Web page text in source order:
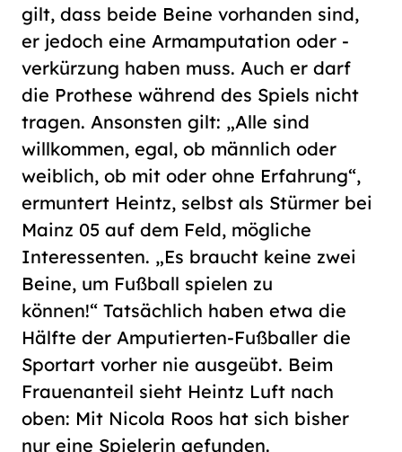
gilt, dass beide Beine vorhanden sind,
er jedoch eine Armamputation oder -
verkürzung haben muss. Auch er darf
die Prothese während des Spiels nicht
tragen. Ansonsten gilt: „Alle sind
willkommen, egal, ob männlich oder
weiblich, ob mit oder ohne Erfahrung“,
ermuntert Heintz, selbst als Stürmer bei
Mainz 05 auf dem Feld, mögliche
Interessenten. „Es braucht keine zwei
Beine, um Fußball spielen zu
können!“ Tatsächlich haben etwa die
Hälfte der Amputierten-Fußballer die
Sportart vorher nie ausgeübt. Beim
Frauenanteil sieht Heintz Luft nach
oben: Mit Nicola Roos hat sich bisher
nur eine Spielerin gefunden.